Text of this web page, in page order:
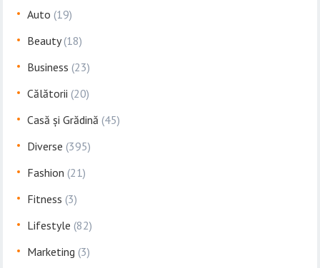
Auto (19)
Beauty(18)
Business (23)
Călătorii (20)
Casă și Grădină (45)
Diverse (395)
Fashion (21)
Fitness (3)
Lifestyle (82)
Marketing (3)